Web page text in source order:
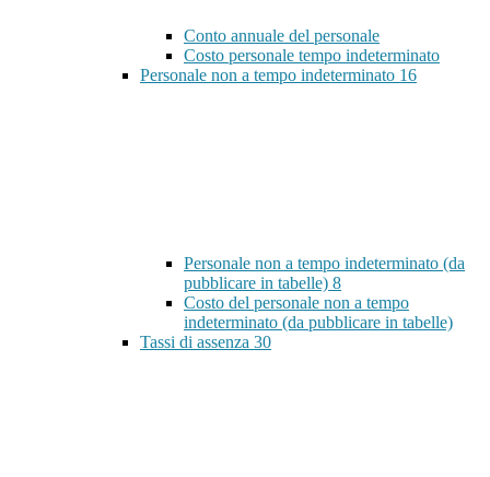
Conto annuale del personale
Costo personale tempo indeterminato
Personale non a tempo indeterminato 16
Personale non a tempo indeterminato (da
pubblicare in tabelle) 8
Costo del personale non a tempo
indeterminato (da pubblicare in tabelle)
Tassi di assenza 30